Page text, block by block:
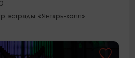
эстрады «Янтарь-холл»